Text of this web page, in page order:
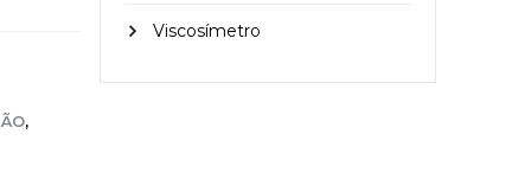
,
Viscosímetro